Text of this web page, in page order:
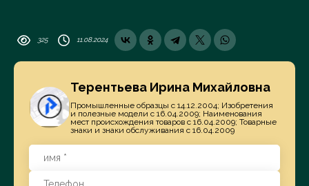
325 11.08.2024
Терентьева Ирина Михайловна
Промышленные образцы с 14.12.2004; Изобретения
и полезные модели с 16.04.2009; Наименования
мест происхождения товаров с 16.04.2009; Товарные
знаки и знаки обслуживания с 16.04.2009